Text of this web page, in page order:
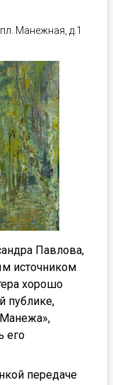
, пл. Манежная, д.1
Павлова,
источником
хорошо
публике,
его
передаче